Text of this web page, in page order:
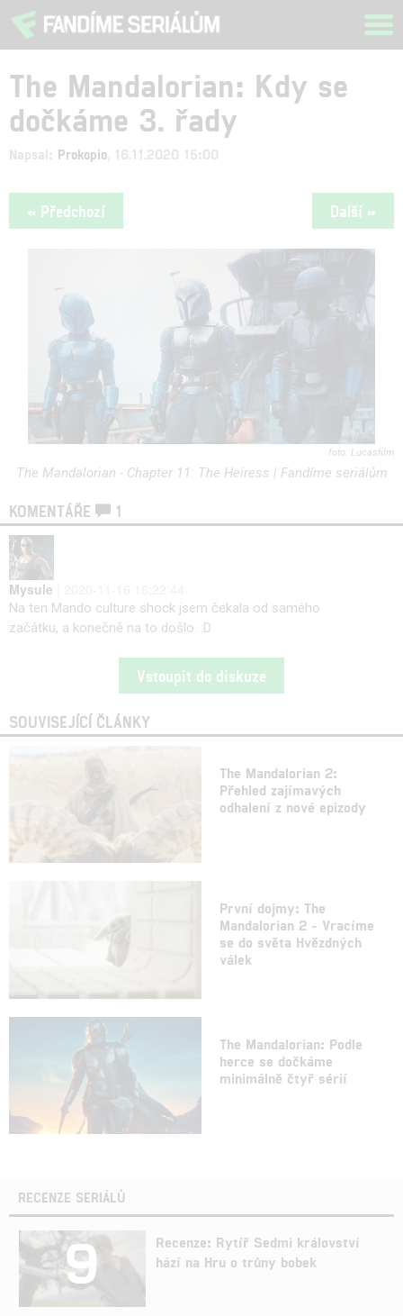
The Mandalorian: Kdy se
dočkáme 3. řady
Napsal: Prokopio , 16.11.2020 15:00
« Předchozí Další »
Lucasfilm
The Mandalorian - Chapter 11: The Heiress | Fandíme seriálům
KOMENTÁŘE 1
Mysule
Na ten Mando culture shock jsem čekala od samého
začátku, a konečně na to došlo. :D
Vstoupit do diskuze
SOUVISEJÍCÍ ČLÁNKY
The Mandalorian 2:
Přehled zajímavých
odhalení z nové epizody
První dojmy: The
Mandalorian 2 - Vracíme
se do světa Hvězdných
válek
The Mandalorian: Podle
herce se dočkáme
minimálně čtyř sérií
RECENZE SERIÁLŮ
9
Recenze: Rytíř Sedmi království
hází na Hru o trůny bobek